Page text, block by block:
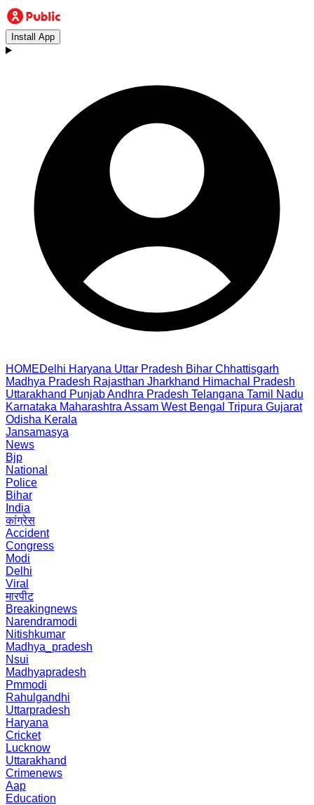
Install App
HOMEDelhi Haryana Uttar Pradesh Bihar Chhattisgarh
Madhya Pradesh Rajasthan Jharkhand Himachal Pradesh
Uttarakhand PunjabAndhra Pradesh Telangana Tamil Nadu
Karnataka Maharashtra Assam West Bengal Tripura Gujarat
Odisha Kerala
Jansamasya
News
Bjp
National
Police
Bihar
India
कांग्रेस
Accident
Congress
Modi
Delhi
Viral
मारपीट
Breakingnews
Narendramodi
Nitishkumar
Madhya_pradesh
Nsui
Madhyapradesh
Pmmodi
Rahulgandhi
Uttarpradesh
Haryana
Cricket
Lucknow
Uttarakhand
Crimenews
Aap
Education